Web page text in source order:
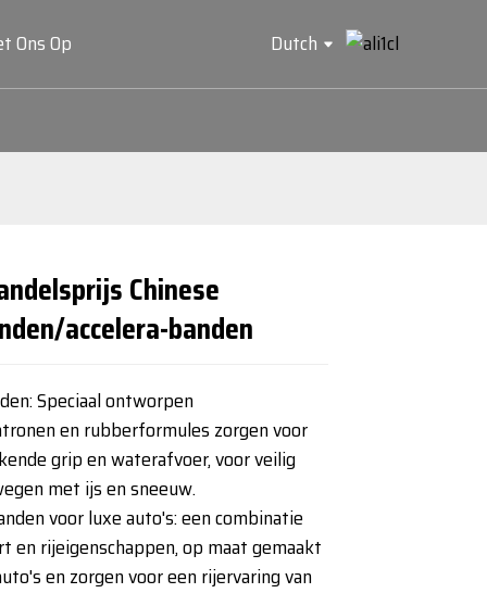
Ons Op Dutch
Loading...
Loading...
Chinese
accelera-banden
Speciaal ontworpen
en rubberformules zorgen voor
grip en waterafvoer, voor veilig
met ijs en sneeuw.
voor luxe auto's: een combinatie
en rijeigenschappen, op maat gemaakt
en zorgen voor een rijervaring van